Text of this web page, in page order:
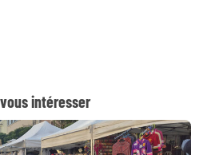
intéresser